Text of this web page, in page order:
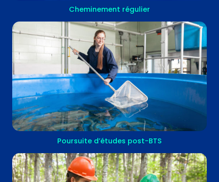
Cheminement régulier
Poursuite d’études post-BTS